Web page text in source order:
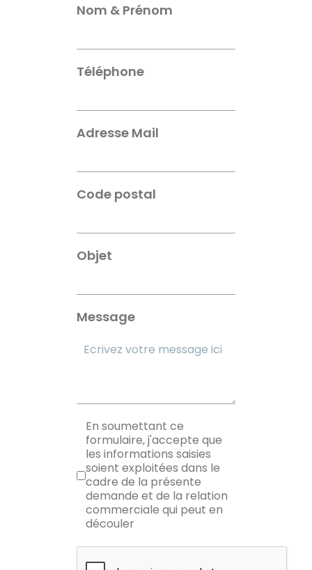
Nom & Prénom
Téléphone
Adresse Mail
Code postal
Objet
Message
RGPD
En soumettant ce
formulaire, j'accepte que
les informations saisies
soient exploitées dans le
cadre de la présente
demande et de la relation
commerciale qui peut en
découler
reCAPTCHA